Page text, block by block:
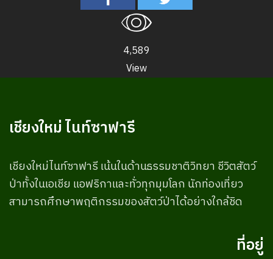
4,589
View
เชียงใหม่ ไนท์ซาฟารี
เชียงใหม่ไนท์ซาฟารี เน้นในด้านธรรมชาติวิทยา ชีวิตสัตว์
ป่าทั้งในเอเชีย แอฟริกาและทั่วทุกมุมโลก นักท่องเที่ยว
สามารถศึกษาพฤติกรรมของสัตว์ป่าได้อย่างใกล้ชิด
ที่อยู่